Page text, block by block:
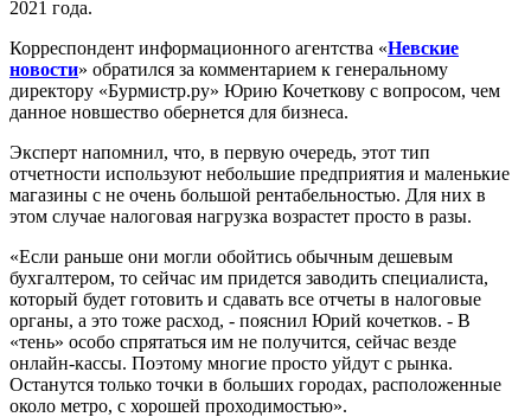
2021 года.
Корреспондент информационного агентства «Невские
новости» обратился за комментарием к генеральному
директору «Бурмистр.ру» Юрию Кочеткову с вопросом, чем
данное новшество обернется для бизнеса.
Эксперт напомнил, что, в первую очередь, этот тип
отчетности используют небольшие предприятия и маленькие
магазины с не очень большой рентабельностью. Для них в
этом случае налоговая нагрузка возрастет просто в разы.
«Если раньше они могли обойтись обычным дешевым
бухгалтером, то сейчас им придется заводить специалиста,
который будет готовить и сдавать все отчеты в налоговые
органы, а это тоже расход, - пояснил Юрий кочетков. - В
«тень» особо спрятаться им не получится, сейчас везде
онлайн-кассы. Поэтому многие просто уйдут с рынка.
Останутся только точки в больших городах, расположенные
около метро, с хорошей проходимостью».